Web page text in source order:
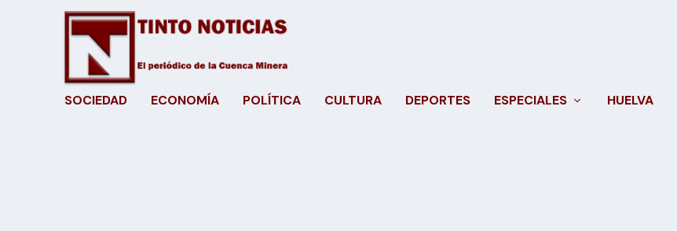
SOCIEDAD ECONOMÍA POLÍTICA CULTURA DEPORTES ESPECIALES HUELVA